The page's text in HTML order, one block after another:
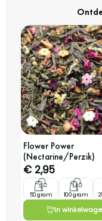
Flower Power
(Nectarine/Perzik)
€ 2,95
S
50 gram
M
100 gram
In